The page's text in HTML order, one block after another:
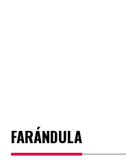
FARÁNDULA